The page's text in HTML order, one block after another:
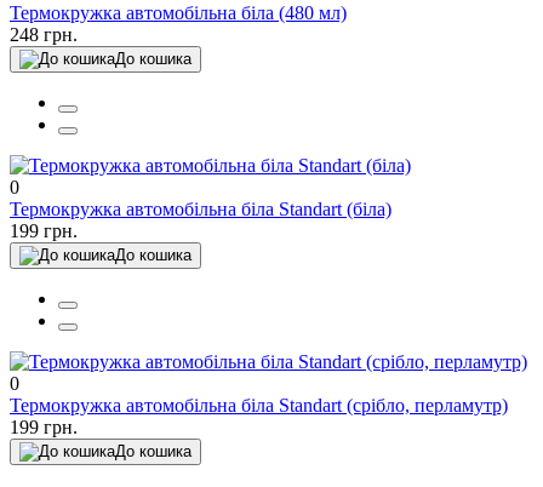
Термокружка автомобільна біла (480 мл)
248 грн.
До кошика
0
Термокружка автомобільна біла Standart (біла)
199 грн.
До кошика
0
Термокружка автомобільна біла Standart (срібло, перламутр)
199 грн.
До кошика